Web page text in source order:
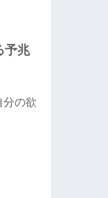
予兆
分の欲